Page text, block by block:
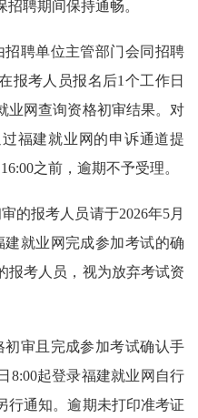
聘期间保持通畅。
聘单位主管部门会同招聘
报考人员报名后1个工作日
业网查询资格初审结果。对
福建就业网的申诉通道提
之前，逾期不予受理。
的报考人员请于2026年5月
建就业网完成参加考试的确
报考人员，视为放弃考试资
审且完成参加考试确认手
8:00起登录福建就业网自行
行通知。逾期未打印准考证